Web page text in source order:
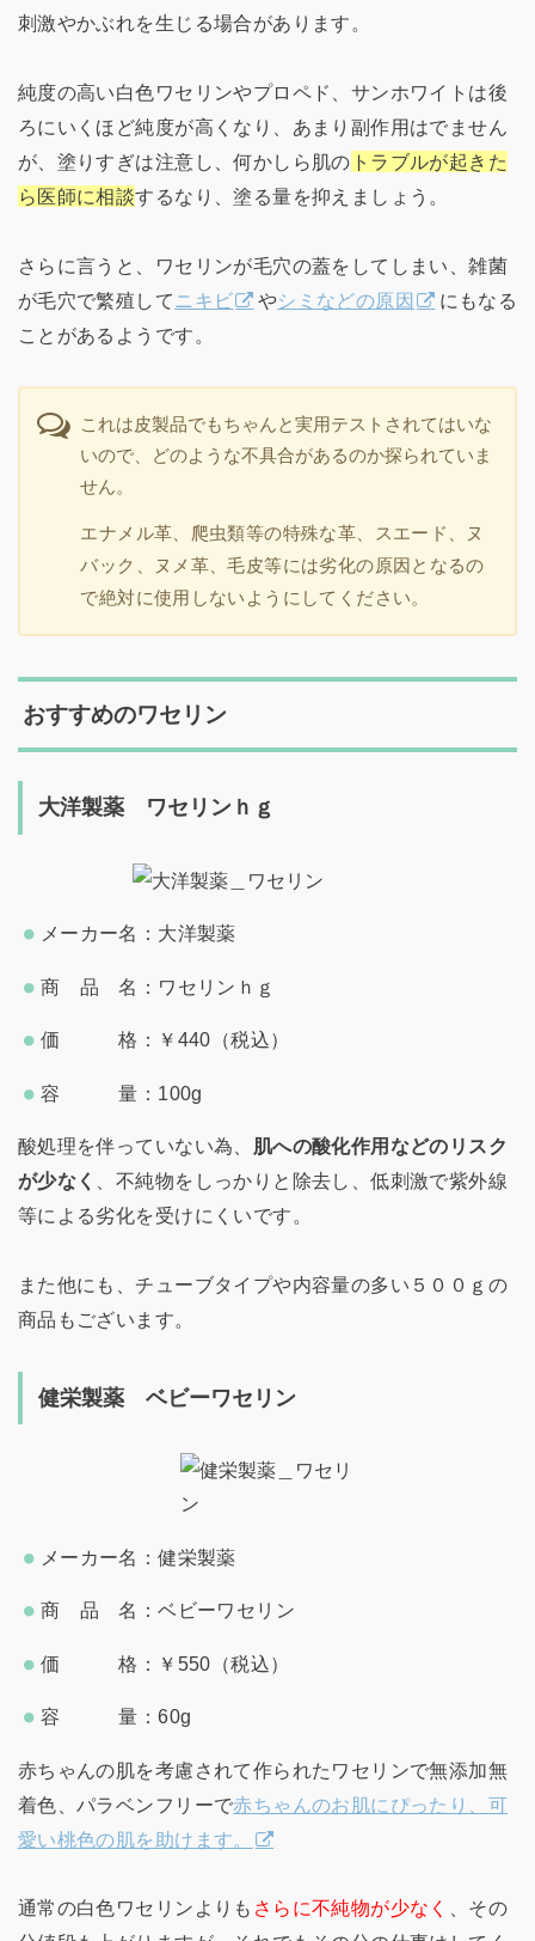
刺激やかぶれを生じる場合があります。
純度の高い白色ワセリンやプロペド、サンホワイトは後
ろにいくほど純度が高くなり、あまり副作用はでません
が、塗りすぎは注意し、何かしら肌の トラブルが起きた
ら医師に相談するなり、塗る量を抑えましょう。
さらに言うと、ワセリンが毛穴の蓋をしてしまい、雑菌
が毛穴で繁殖してニキビ やシミなどの原因
にもなる
ことがあるようです。
これは皮製品でもちゃんと実用テストされてはいな
いので、どのような不具合があるのか探られていま
せん。
エナメル革、爬虫類等の特殊な革、スエード、ヌ
バック、ヌメ革、毛皮等には劣化の原因となるの
で絶対に使用しないようにしてください。
おすすめのワセリン
大洋製薬 ワセリンｈｇ
メーカー名：大洋製薬
商 品 名：ワセリンｈｇ
価 格：￥440（税込）
容 量：100g
酸処理を伴っていない為、 肌への酸化作用などのリスク
が少なく
、不純物をしっかりと除去し、低刺激で紫外線
等による劣化を受けにくいです。
また他にも、チューブタイプや内容量の多い５００ｇの
商品もございます。
健栄製薬 ベビーワセリン
メーカー名：健栄製薬
商 品 名：ベビーワセリン
価 格：￥550（税込）
容 量：60g
赤ちゃんの肌を考慮されて作られたワセリンで無添加無
着色、パラベンフリーで赤ちゃんのお肌にぴったり、可
愛い桃色の肌を助けます。
通常の白色ワセリンよりも さらに不純物が少なく
、その